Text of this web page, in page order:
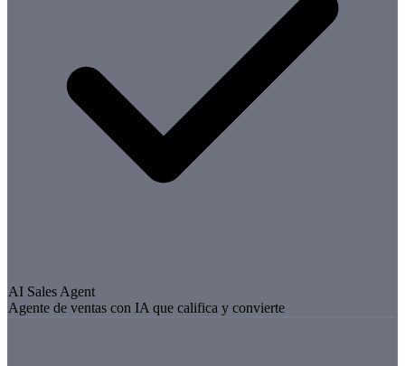
AI Sales Agent
Agente de ventas con IA que califica y convierte